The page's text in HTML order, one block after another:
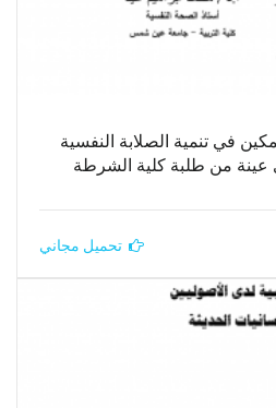
في تنمية الصلابة النفسية
عينة من طلبة كلية الشرطة
تحميل مجاني